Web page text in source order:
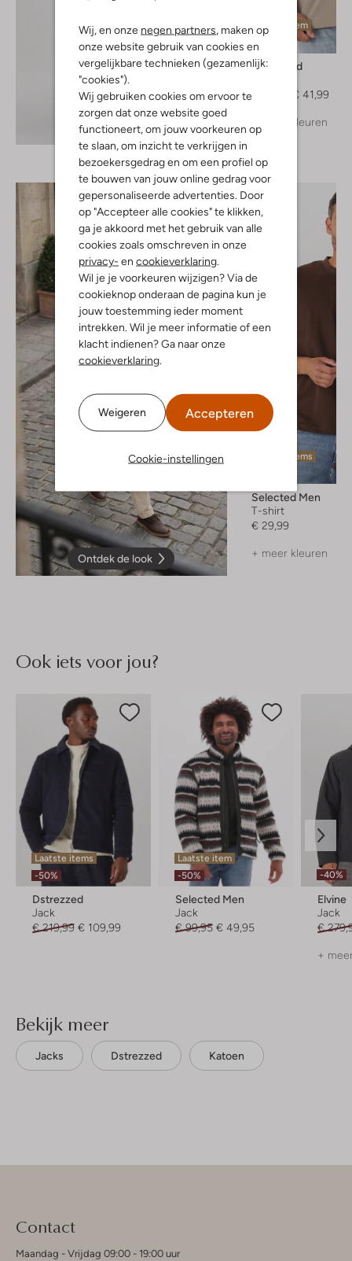
Wij, en onze negen partners , maken op
onze website gebruik van cookies en
vergelijkbare technieken (gezamenlijk:
"cookies").
Wij gebruiken cookies om ervoor te
zorgen dat onze website goed
functioneert, om jouw voorkeuren op
te slaan, om inzicht te verkrijgen in
bezoekersgedrag en om een profiel op
te bouwen van jouw online gedrag voor
gepersonaliseerde advertenties. Door
op "Accepteer alle cookies" te klikken,
ga je akkoord met het gebruik van alle
cookies zoals omschreven in onze
privacy- en cookieverklaring
Wil je je voorkeuren wijzigen? Via de
cookieknop onderaan de pagina kun je
jouw toestemming ieder moment
intrekken. Wil je meer informatie of een
klacht indienen? Ga naar onze
cookieverklaring
Weigeren Accepteren
Cookie-instellingen
Ontdek de look
Laatste item
-30%
Dstrezzed
€ 59,99
€ 41,99
+ meer kleuren
Ontdek de look
Laatste items
Selected Men
T-shirt
€ 29,99
+ meer kleuren
Ook iets voor jou?
Laatste items
-50%
Dstrezzed
Jack
€ 219,99 € 109,99
Laatste item
-50%
Selected Men
Jack
€ 99,95 € 49,95
-40%
Elvine
Jack
€
+
Bekijk meer
Jacks Dstrezzed Katoen
Contact
Maandag - Vrijdag 09:00 - 19:00 uur